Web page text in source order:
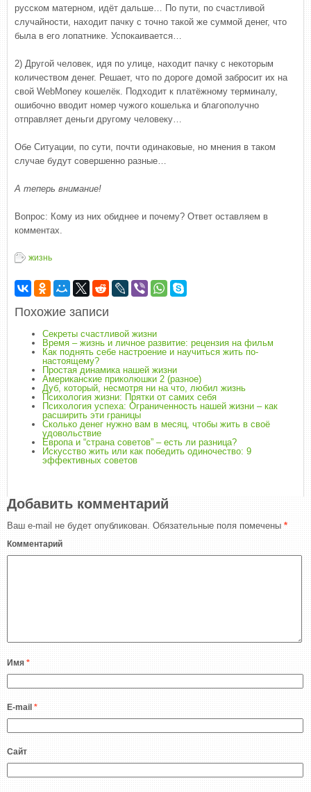
русском матерном, идёт дальше… По пути, по счастливой
случайности, находит пачку с точно такой же суммой денег, что
была в его лопатнике. Успокаивается…
2) Другой человек, идя по улице, находит пачку с некоторым
количеством денег. Решает, что по дороге домой забросит их на
свой WebMoney кошелёк. Подходит к платёжному терминалу,
ошибочно вводит номер чужого кошелька и благополучно
отправляет деньги другому человеку…
Обе Ситуации, по сути, почти одинаковые, но мнения в таком
случае будут совершенно разные…
А теперь внимание!
Вопрос: Кому из них обиднее и почему? Ответ оставляем в
комментах.
жизнь
Похожие записи
Секреты счастливой жизни
Время – жизнь и личное развитие: рецензия на фильм
Как поднять себе настроение и научиться жить по-
настоящему?
Простая динамика нашей жизни
Американские приколюшки 2 (разное)
Дуб, который, несмотря ни на что, любил жизнь
Психология жизни: Прятки от самих себя
Психология успеха: Ограниченность нашей жизни – как
расширить эти границы
Сколько денег нужно вам в месяц, чтобы жить в своё
удовольствие
Европа и “страна советов” – есть ли разница?
Искусство жить или как победить одиночество: 9
эффективных советов
Добавить комментарий
Ваш e-mail не будет опубликован. Обязательные поля помечены *
Комментарий
Имя *
E-mail *
Сайт